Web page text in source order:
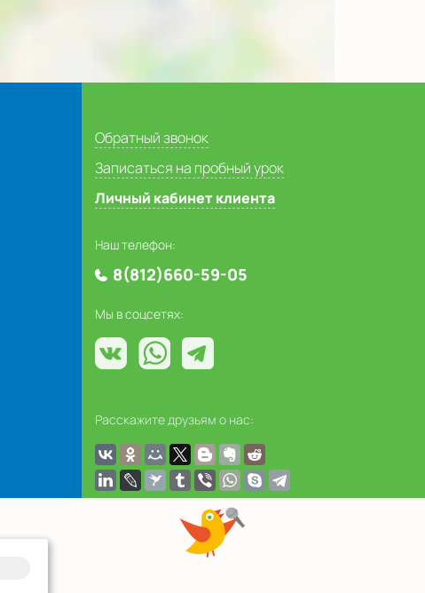
Обратный звонок
Записаться на пробный урок
Личный кабинет клиента
Наш телефон:
8(812)660-59-05
Мы в соцсетях:
Расскажите друзьям о нас: